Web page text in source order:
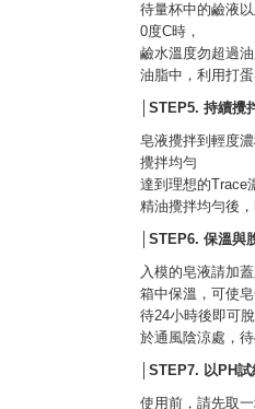
待量杯中的鹼液
0度C時，
鹼水溫度勿超過
油脂中，利用打
│STEP5. 持續攪
皂液攪拌到輕度
攪拌均勻
達到理想的Trace
精油攪拌均勻後
│STEP6. 保溫與
入模的皂液請加
箱中保溫，可使
待24小時後即可
於通風陰涼處，
│STEP7. 以PH
使用前，請先取